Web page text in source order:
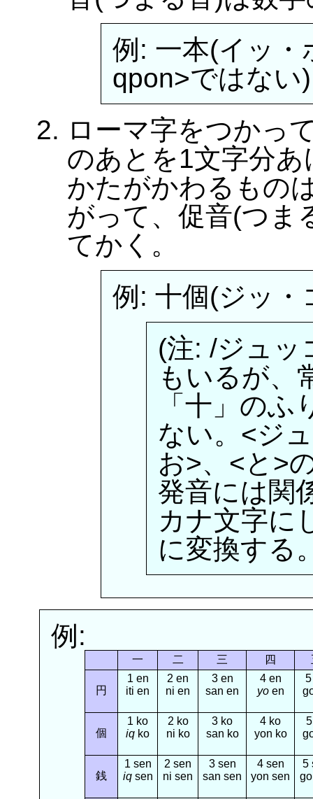
例: 一本(イッ
qpon>ではない)
ローマ字をつかっ
のあとを1文字分
かたがかわるもの
がって、促音(つま
てかく。
例: 十個(ジッ
(注: /ジュッ
もいるが、
「十」の
ない。<ジ
お>、<と>
発音には関
カナ文字に
に変換する
例:
一 二 三 四
円
1 en
iti en
2 en
ni en
3 en
san en
4 en
yoen
個
1 ko
iq ko
2 ko
ni ko
3 ko
san ko
4 ko
yon ko
銭
1 sen
iqsen
2 sen
ni sen
3 sen
san sen
4 sen
yon sen
5